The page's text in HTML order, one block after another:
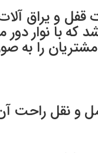
و یراق آلات
را به
و نقل راحت